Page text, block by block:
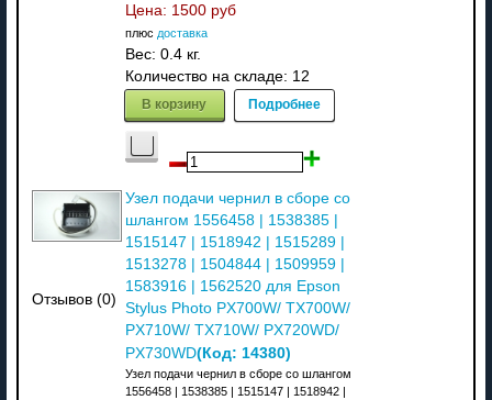
Цена: 1500 руб
плюс доставка
Вес: 0.4 кг.
Количество на складе: 12
В корзину Подробнее
Отзывов (0)
Узел подачи чернил в сборе со
шлангом 1556458 | 1538385 |
1515147 | 1518942 | 1515289 |
1513278 | 1504844 | 1509959 |
1583916 | 1562520 для Epson
Stylus Photo PX700W/ TX700W/
PX710W/ TX710W/ PX720WD/
PX730WD(Код: 14380)
Узел подачи чернил в сборе со шлангом
1556458 | 1538385 | 1515147 | 1518942 |